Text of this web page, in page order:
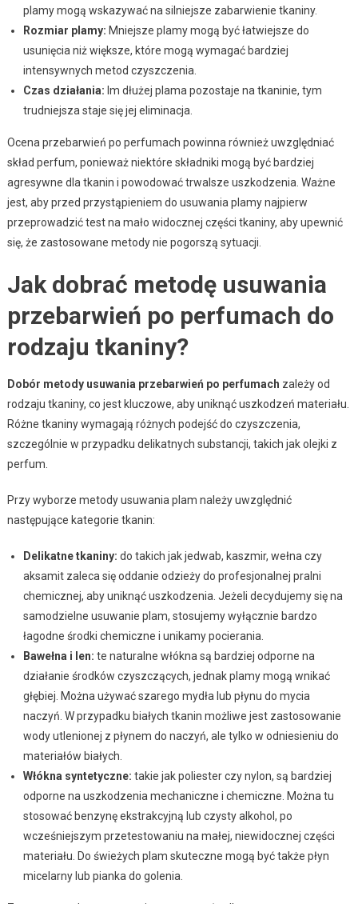
plamy mogą wskazywać na silniejsze zabarwienie tkaniny.
Rozmiar plamy: Mniejsze plamy mogą być łatwiejsze do
usunięcia niż większe, które mogą wymagać bardziej
intensywnych metod czyszczenia.
Czas działania: Im dłużej plama pozostaje na tkaninie, tym
trudniejsza staje się jej eliminacja.
Ocena przebarwień po perfumach powinna również uwzględniać
skład perfum, ponieważ niektóre składniki mogą być bardziej
agresywne dla tkanin i powodować trwalsze uszkodzenia. Ważne
jest, aby przed przystąpieniem do usuwania plamy najpierw
przeprowadzić test na mało widocznej części tkaniny, aby upewnić
się, że zastosowane metody nie pogorszą sytuacji.
Jak dobrać metodę usuwania
przebarwień po perfumach do
rodzaju tkaniny?
Dobór metody usuwania przebarwień po perfumach zależy od
rodzaju tkaniny, co jest kluczowe, aby uniknąć uszkodzeń materiału.
Różne tkaniny wymagają różnych podejść do czyszczenia,
szczególnie w przypadku delikatnych substancji, takich jak olejki z
perfum.
Przy wyborze metody usuwania plam należy uwzględnić
następujące kategorie tkanin:
Delikatne tkaniny: do takich jak jedwab, kaszmir, wełna czy
aksamit zaleca się oddanie odzieży do profesjonalnej pralni
chemicznej, aby uniknąć uszkodzenia. Jeżeli decydujemy się na
samodzielne usuwanie plam, stosujemy wyłącznie bardzo
łagodne środki chemiczne i unikamy pocierania.
Bawełna i len: te naturalne włókna są bardziej odporne na
działanie środków czyszczących, jednak plamy mogą wnikać
głębiej. Można używać szarego mydła lub płynu do mycia
naczyń. W przypadku białych tkanin możliwe jest zastosowanie
wody utlenionej z płynem do naczyń, ale tylko w odniesieniu do
materiałów białych.
Włókna syntetyczne: takie jak poliester czy nylon, są bardziej
odporne na uszkodzenia mechaniczne i chemiczne. Można tu
stosować benzynę ekstrakcyjną lub czysty alkohol, po
wcześniejszym przetestowaniu na małej, niewidocznej części
materiału. Do świeżych plam skuteczne mogą być także płyn
micelarny lub pianka do golenia.